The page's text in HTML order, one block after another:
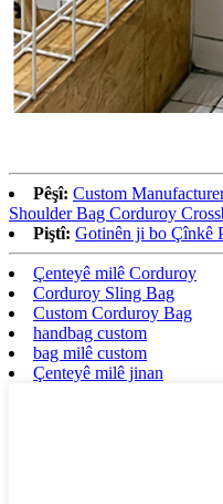
Pêşî: Custom
Shoulder Bag Corduroy
Piştî: Gotinên ji bo Çînkê
Çenteyê milê Corduroy
Corduroy Sling Bag
Custom Corduroy Bag
handbag custom
bag milê custom
Çenteyê milê jinan